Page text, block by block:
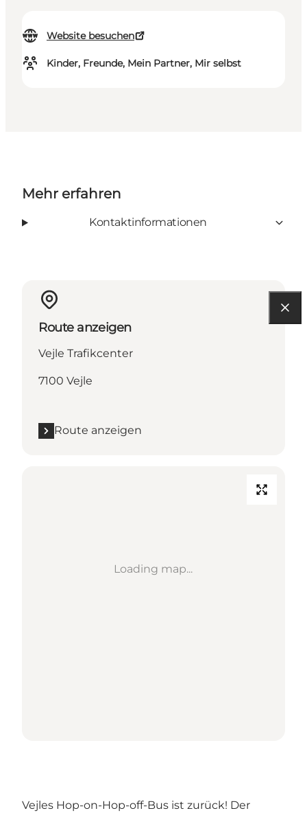
Website besuchen
Kinder, Freunde, Mein Partner, Mir selbst
Mehr erfahren
Kontaktinformationen
Route anzeigen
Vejle Trafikcenter
7100 Vejle
Route anzeigen
Loading map...
Vejles Hop-on-Hop-off-Bus ist zurück! Der